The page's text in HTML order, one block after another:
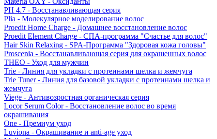
PH 4.7 - Восстанавливающая серия
Plia - Молекулярное моделирование волос
Proedit Home Charge - Домашнее восстановление волос
Proedit Element Charge - СПА-программа "Счастье для волос"
Hair Skin Relaxing - SPA-Программа "Здоровая кожа головы"
Proscenia - Восстанавливающая серия для окрашенных волос
THEO - Уход для мужчин
Trie - Линия для укладки с протеинами шелка и жемчуга
Trie Tuner - Линия для базовой укладки с протеинами шелка и
жемчуга
Viege - Антивозростная органическая серия
Locor Serum Color - Восстановление волос во время
окрашивания
One - Премиум уход
Luviona - Окрашивание и anti-age уход